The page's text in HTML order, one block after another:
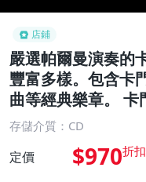
店鋪
嚴選帕爾曼演奏的
豐富多樣。包含卡
曲等經典樂章。 卡
存儲介質：CD
定價 $970